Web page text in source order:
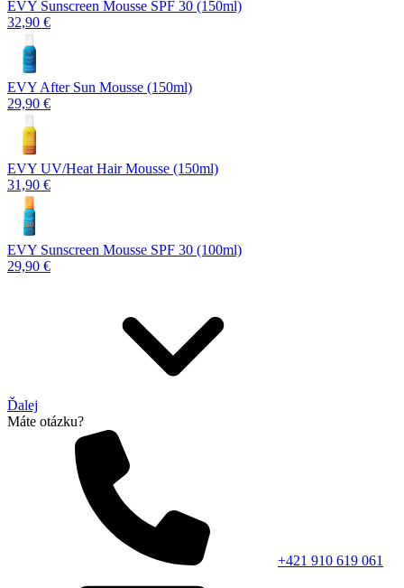
EVY Sunscreen Mousse SPF 30 (150ml)
32,90 €
EVY After Sun Mousse (150ml)
29,90 €
EVY UV/Heat Hair Mousse (150ml)
31,90 €
EVY Sunscreen Mousse SPF 30 (100ml)
29,90 €
Ďalej
Máte otázku?
+421 910 619 061